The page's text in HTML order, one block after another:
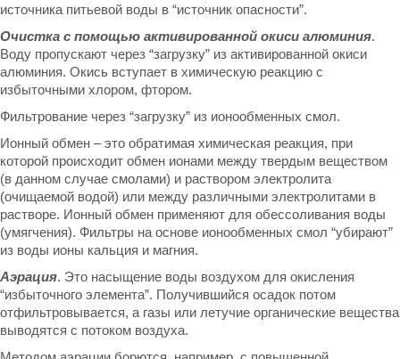
источника питьевой воды в “источник опасности”.
Очистка с помощью активированной окиси алюминия.
Воду пропускают через “загрузку” из активированной окиси
алюминия. Окись вступает в химическую реакцию с
избыточными хлором, фтором.
Фильтрование через “загрузку” из ионообменных смол.
Ионный обмен – это обратимая химическая реакция, при
которой происходит обмен ионами между твердым веществом
(в данном случае смолами) и раствором электролита
(очищаемой водой) или между различными электролитами в
растворе. Ионный обмен применяют для обессоливания воды
(умягчения). Фильтры на основе ионообменных смол “убирают”
из воды ионы кальция и магния.
Аэрация. Это насыщение воды воздухом для окисления
“избыточного элемента”. Получившийся осадок потом
отфильтровывается, а газы или летучие органические вещества
выводятся с потоком воздуха.